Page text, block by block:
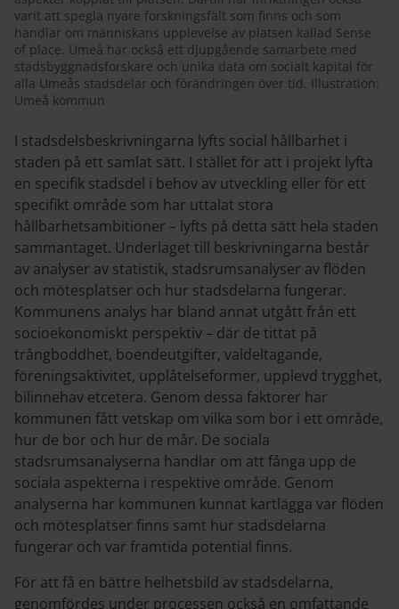
varit att spegla nyare forskningsfält som finns och som
handlar om människans upplevelse av platsen kallad Sense
of place. Umeå har också ett djupgående samarbete med
stadsbyggnadsforskare och unika data om socialt kapital för
alla Umeås stadsdelar och förändringen över tid. Illustration:
Umeå kommun
I stadsdelsbeskrivningarna lyfts social hållbarhet i
staden på ett samlat sätt. I stället för att i projekt lyfta
en specifik stadsdel i behov av utveckling eller för ett
specifikt område som har uttalat stora
hållbarhetsambitioner – lyfts på detta sätt hela staden
sammantaget. Underlaget till beskrivningarna består
av analyser av statistik, stadsrumsanalyser av flöden
och mötesplatser och hur stadsdelarna fungerar.
Kommunens analys har bland annat utgått från ett
socioekonomiskt perspektiv – där de tittat på
trångboddhet, boendeutgifter, valdeltagande,
föreningsaktivitet, upplåtelseformer, upplevd trygghet,
bilinnehav etcetera. Genom dessa faktorer har
kommunen fått vetskap om vilka som bor i ett område,
hur de bor och hur de mår. De sociala
stadsrumsanalyserna handlar om att fånga upp de
sociala aspekterna i respektive område. Genom
analyserna har kommunen kunnat kartlägga var flöden
och mötesplatser finns samt hur stadsdelarna
fungerar och var framtida potential finns.
För att få en bättre helhetsbild av stadsdelarna,
genomfördes under processen också en omfattande